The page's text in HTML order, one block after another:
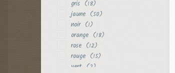
gris (18)
jaune (50)
noir (1)
orange (18)
rose (12)
rouge (15)
vert (2)